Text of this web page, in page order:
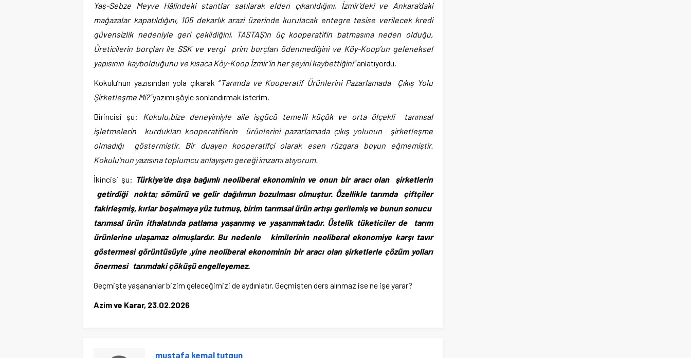
Yaş-Sebze Meyve Hâlindeki stantlar satılarak elden çıkarıldığını, İzmir’deki ve Ankara’daki
mağazalar kapatıldığını, 105 dekarlık arazi üzerinde kurulacak entegre tesise verilecek kredi
güvensizlik nedeniyle geri çekildiğini, TASTAŞ’ın üç kooperatifin batmasına neden olduğu,
Üreticilerin borçları ile SSK ve vergi prim borçları ödenmediğini ve Köy-Koop’un geleneksel
yapısının kaybolduğunu ve kısaca Köy-Koop İzmir’in her şeyini kaybettiğini”anlatıyordu.
Kokulu’nun yazısından yola çıkarak “Tarımda ve Kooperatif Ürünlerini Pazarlamada Çıkış Yolu
Şirketleşme Mi?”yazımı şöyle sonlandırmak isterim.
Birincisi şu: Kokulu,bize deneyimiyle aile işgücü temelli küçük ve orta ölçekli tarımsal
işletmelerin kurdukları kooperatiflerin ürünlerini pazarlamada çıkış yolunun şirketleşme
olmadığı göstermiştir. Bir duayen kooperatifçi olarak esen rüzgara boyun eğmemiştir.
Kokulu’nun yazısına toplumcu anlayışım gereği imzamı atıyorum.
İkincisi şu: Türkiye’de dışa bağımlı neoliberal ekonominin ve onun bir aracı olan şirketlerin
getirdiği nokta; sömürü ve gelir dağılımın bozulması olmuştur. Özellikle tarımda çiftçiler
fakirleşmiş, kırlar boşalmaya yüz tutmuş, birim tarımsal ürün artışı gerilemiş ve bunun sonucu
tarımsal ürün ithalatında patlama yaşanmış ve yaşanmaktadır. Üstelik tüketiciler de tarım
ürünlerine ulaşamaz olmuşlardır. Bu nedenle kimilerinin neoliberal ekonomiye karşı tavır
göstermesi görüntüsüyle ,yine neoliberal ekonominin bir aracı olan şirketlerle çözüm yolları
önermesi tarımdaki çöküşü engelleyemez.
Geçmişte yaşananlar bizim geleceğimizi de aydınlatır. Geçmişten ders alınmaz ise ne işe yarar?
Azim ve Karar, 23.02.2026
mustafa kemal tutgun